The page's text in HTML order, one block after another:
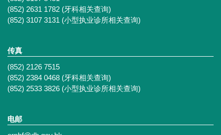
(852) 2631 1782 (牙科相关查询)
(852) 3107 3131 (小型执业诊所相关查询)
传真
(852) 2126 7515
(852) 2384 0468 (牙科相关查询)
(852) 2533 3826 (小型执业诊所相关查询)
电邮